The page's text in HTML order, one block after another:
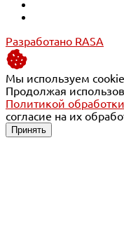
Разработано RASA
Мы используем
Продолжая
Политикой
согласие на их
Принять